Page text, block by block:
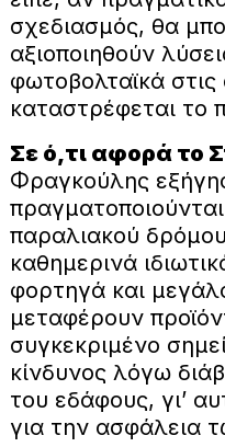
σχεδιασμός, θα
αξιοποιηθούν
φωτοβολταϊκά
καταστρέφεται το
Σε ό,τι αφορά το
Φραγκούλης
παραλιακού
καθημερινά
φορτηγά και
μεταφέρουν
συγκεκριμένο
κίνδυνος λόγω
του εδάφους, γι’
για την ασφάλεια